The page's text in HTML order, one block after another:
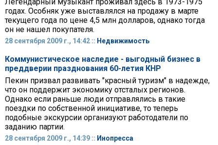
годах. Особняк уже выставлялся на продажу в марте
текущего года по цене 4,5 млн долларов, однако тогда
он не нашел покупателя.
28 сентября 2009 г., 14:42 :: Недвижимость
Коммунистическое наследие - выгодный бизнес в
преддверии празднования 60-летия КНР
Пекин призвал развивать "красный туризм" в надежде,
что он поддержит экономику отсталых регионов.
Однако если раньше люди отправлялись в такие
поездки по собственной инициативе, то теперь
подобные экскурсии организуют работодатели по
заданию партии.
28 сентября 2009 г., 14:39 :: Инопресса